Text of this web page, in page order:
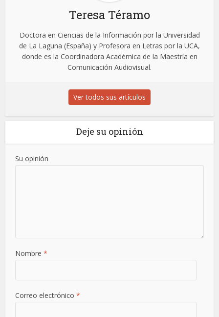
Teresa Téramo
Doctora en Ciencias de la Información por la Universidad
de La Laguna (España) y Profesora en Letras por la UCA,
donde es la Coordinadora Académica de la Maestría en
Comunicación Audiovisual.
Ver todos sus artículos
Deje su opinión
Su opinión
Nombre*
Correo electrónico*